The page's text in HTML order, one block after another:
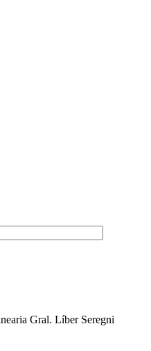
Gral. Líber Seregni